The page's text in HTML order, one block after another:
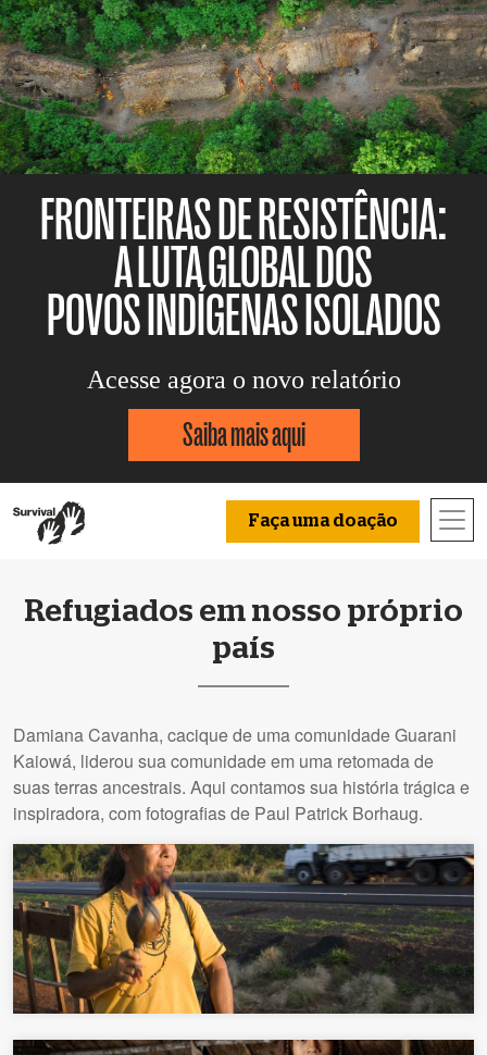
FRONTEIRAS DE RESISTÊNCIA:
A LUTA GLOBAL DOS
POVOS INDÍGENAS ISOLADOS
Acesse agora o novo relatório
Saiba mais aqui
Faça uma doação
Refugiados em nosso próprio
país
Damiana Cavanha, cacique de uma comunidade Guarani
Kaiowá, liderou sua comunidade em uma retomada de
suas terras ancestrais. Aqui contamos sua história trágica e
inspiradora, com fotografias de Paul Patrick Borhaug.